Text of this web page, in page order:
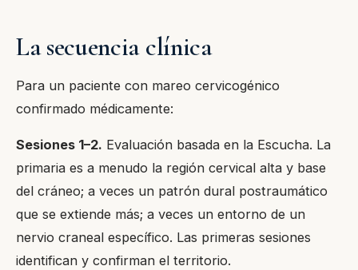
La secuencia clínica
Para un paciente con mareo cervicogénico
confirmado médicamente:
Sesiones 1–2. Evaluación basada en la Escucha. La
primaria es a menudo la región cervical alta y base
del cráneo; a veces un patrón dural postraumático
que se extiende más; a veces un entorno de un
nervio craneal específico. Las primeras sesiones
identifican y confirman el territorio.